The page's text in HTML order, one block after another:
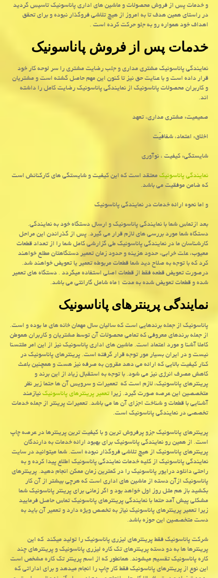
و خدمات پس از فروش محصولات و ماشین های اداری پاناسونیک تاسیس گردید
در راستای همین هدف تا به امروز از هیچ تلاشی فروگذار نبوده و برای تحقق
اهداف خود همواره رو به جلو حرکت کرده است .
خدمات پس از فروش پاناسونیک
نمایندگی پاناسونیک مشتری مداری و جلب رضایت مشتری را سر لوحه کار خود
قرار داده است و با عنایت حق نیز تا کنون این مهم حاصل گشته است و مشتریان
و کاربران محصولات پاناسونیک از نمایندگی پاناسونیک رضایت کامل را داشته
اند.
صمیمیت: مشتری مداری، تعهد
اخلاق: اعتماد، شفافیّت
شایستگی: کیفیت ، نوآوری
نمایندگی پاناسونیکمعتقد است که این کیفیت و شایستگی های کارکنانش است
که ضامن موفقیت می باشد.
و اما نحوه ارائه خدمات در نمایندگی پاناسونیک
بعد ازتماس شما با نمایندگی پاناسونیک و ارسال دستگاه خود به نمایندگی.
دستگاه شما مورد بررسی های لازم قرار می گیرد. پس از گذراندن این مراحل
کارشناسان ما در نمایندگی پاناسونیک طی گزارشی کامل شما را از تعداد قطعات
معیوب، علت خرابی، حدود هزینه و حدود زمان تعمیر دستگاهتان مطلع خواهند
کرد که با توجه به صلاح دید شما قطعات مربوطه تعمیر یا تعویض خواهند شد.
درصورت تعویض قطعه فقط از قطعات اصلی استفاده میگردد . دستگاه های تعمیر
شده و قطعات تعویض شده به مدت ۱ماه شامل گارانتی می باشد.
نمایندگی پرینترهای پاناسونیک
پاناسونیک از جمله برندهایی است که سالیان سال مهمان خانه های ما بوده و است.
از جمله برندهای معروفی که تمامی محصولات آن توسط مشتریان و کاربران هموطن
کاملا آشنا و مورد اعتماد است. ماشین های اداری پاناسونیک نیز از این امر مثتسنا
نیست و در ایران بسیار مور توجه قرار گرفته است. پرینترهای پاناسونیک در
کنار کیفیت بالایی که ارائه می دهد مقرون به صرفه نیز هست و همچنین باعث
کاهش مصرف انرژی نیز می شود. با توجه به استقبال زیاد از این برند و
پرینترهای پاناسونیک، لازم است که تعمیرات و سرویس آن ها حتما زیر نظر
متخصصین این عرصه صورت گیرد. زیراتعمیر پرینترهای پاناسونیکنیازمند
آشنایی با قطعات و شناخت اجزای آن ها می باشد. تعمیرات پرینتر از جمله خدمات
تخصصی در نمایندگی پاناسونیک است.
پرینترهای پاناسونیک جزو پرفروش ترین و با کیفیت ترین پرینترها در عرصه چاپ
است. از همین رو نمایندگی پاناسونیک برای بهبود ارائه خدمات به دارندگان
پرینترهای پاناسونیک از هیچ تلاشی فروگذار نبوده است. شما میتوانید در سایت
نمایندگی پاناسونیک از کلیه خدمات نمایندگی پاناسونیک اطلاع پیدا کرده و به
راحتی دانلود درایور پاناسونیک را در کمترین زمان ممکن انجام دهید. پرینترهای
پاناسونیک ازآن دسته از ماشین های اداری است که هرچی بیشتر از آن کار
بکشید باز هم مثل روز اول خواهد بود و اگر زمانی برای پرینتر پاناسونیک شما
مشکلی پیش آمد حتما با نمایندگی پرینترهای پاناسونیک تماس حاصل فرمایید
زیرا تعمیر پرینترهای پاناسونیک نیاز به تخصص ویژه دارد و تعمیر آن باید به
دست متخصصین این حوزه باشد.
شرکت پاناسونیک فقط پرینترهای لیزری پاناسونیک را تولید میکند که این
پرینترها ها به دو دسته پرینترهای تک کاره لیزری پاناسونیک و پرینترهای چند
کاره پاناسونیک تقسیم میشوند. همانطور که از اسم پرینتر تک کاره مشخص است
این نوع از پرینترهای پاناسونیک فقط کار چاپ را انجام میدهد و برای اداراتی که